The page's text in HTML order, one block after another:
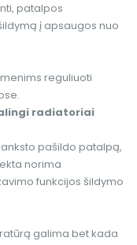
patalpos
į apsaugos nuo
reguliuoti
radiatoriai
pašildo patalpą,
norima
funkcijos šildymo
galima bet kada